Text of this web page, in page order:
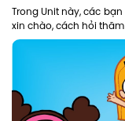
Trong Unit này, các
xin chào, cách hỏi